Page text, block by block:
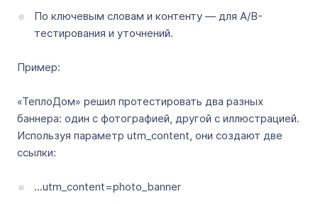
По ключевым словам и контенту — для A/B-
тестирования и уточнений.
Пример:
«ТеплоДом» решил протестировать два разных
баннера: один с фотографией, другой с иллюстрацией.
Используя параметр utm_content, они создают две
ссылки:
...utm_content=photo_banner